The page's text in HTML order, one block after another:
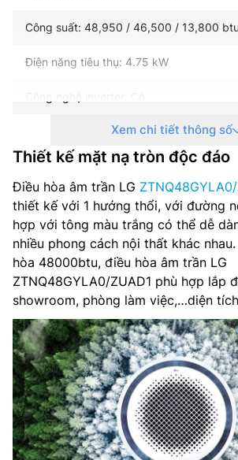
Công suất: 48,950 / 46,500 / 13,800 btu
Điện năng tiêu thụ: 4.75 kW
Công nghệ inverter: Có
Môi chất lạnh: R32
Nguồn điện dàn lạnh: 1 pha, 220-240 V,
Nguồn điện dàn nóng: 1 pha, 220-240
Kích thước dàn lạnh: 1,050 x 330 x 1,050
Trọng lượng dàn lạnh: 30 kg
Kích thước mặt nạ: – mm
Trọng lượng mặt nạ: – kg
Kích thước dàn nóng: 950 x 834 x 330
Trọn lượng dàn nóng: 59.5 kg
Ống kết nối(lỏng/khí): Ø9.52/ Ø 15.88
Xem chi tiết thông số
Thiết kế mặt nạ tròn độc đáo
Điều hòa âm trần LG
thiết kế với 1 hướng thổi, với đường
hợp với tông màu trắng có thể dễ
nhiều phong cách nội thất khác
hòa 48000btu, điều hòa âm trần LG
ZTNQ48GYLA0/ZUAD1 phù hợp lắp
showroom, phòng làm việc,…diện